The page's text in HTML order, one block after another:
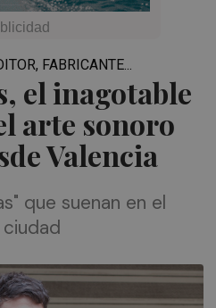
el inagotable
arte sonoro
Valencia
FABRICANTE...
que suenan en el